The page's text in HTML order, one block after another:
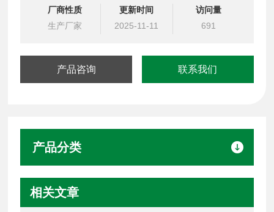
厂商性质
生产厂家
更新时间
2025-11-11
访问量
691
产品咨询 联系我们
产品分类
相关文章